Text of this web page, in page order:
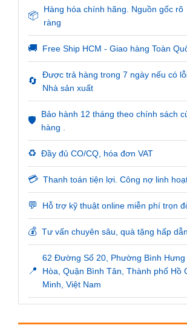
📦
Hàng hóa chính hãng. Nguồn gốc rõ
ràng
🚚 Free Ship HCM - Giao hàng Toàn
🔄
Được trả hàng trong 7 ngày nếu có
Nhà sản xuất
🛡️
Bảo hành 12 tháng theo chính sách
hàng .
♻️ Đầy đủ CO/CQ, hóa đơn VAT
💳 Thanh toán tiện lợi. Công nợ linh
💬 Hỗ trợ kỹ thuật online miễn phí trọn
💰 Tư vấn chuyên sâu, quà tặng hấp dẫn
📍
62 Đường Số 20, Phường Bình Hưng
Hòa, Quận Bình Tân, Thành phố Hồ
Minh, Việt Nam